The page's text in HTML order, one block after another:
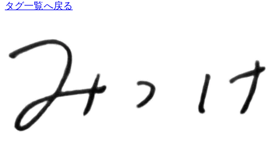
タグ一覧へ戻る